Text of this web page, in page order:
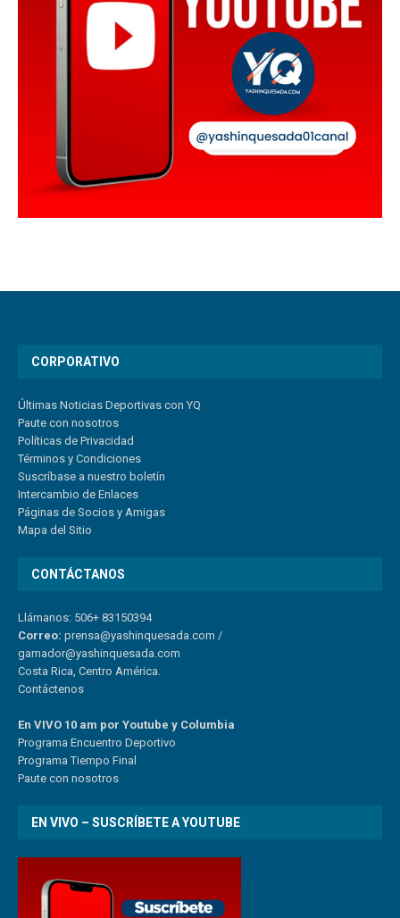
CORPORATIVO
Últimas Noticias Deportivas con YQ
Paute con nosotros
Políticas de Privacidad
Términos y Condiciones
Suscríbase a nuestro boletín
Intercambio de Enlaces
Páginas de Socios y Amigas
Mapa del Sitio
CONTÁCTANOS
Llámanos: 506+ 83150394
Correo: prensa@yashinquesada.com /
gamador@yashinquesada.com
Costa Rica, Centro América.
Contáctenos
En VIVO 10 am por Youtube y Columbia
Programa Encuentro Deportivo
Programa Tiempo Final
Paute con nosotros
EN VIVO – SUSCRÍBETE A YOUTUBE